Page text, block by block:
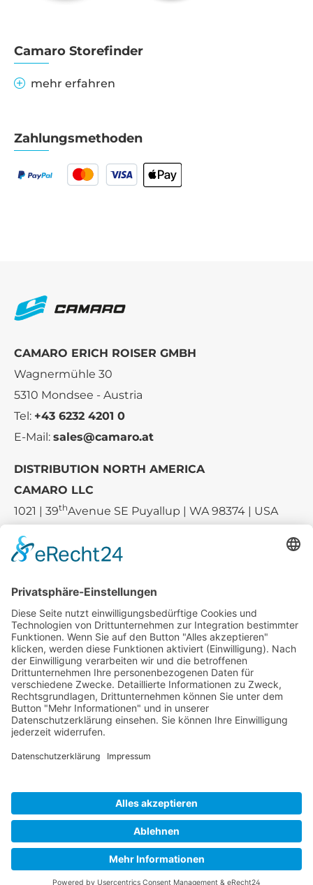
Camaro Storefinder
mehr erfahren
Zahlungsmethoden
CAMARO ERICH ROISER GMBH
Wagnermühle 30
5310 Mondsee - Austria
Tel: +43 6232 4201 0
E-Mail: sales@camaro.at
DISTRIBUTION NORTH AMERICA
CAMARO LLC
1021 | 39thAvenue SE Puyallup | WA 98374 | USA
Tel.:+1 253-867-57 35
Unternehmen
Service
Media
© 2026 - Camaro Erich Roiser GmbH
AGB Impressum
und ggf. Nachnahmegebühren, wenn nicht anders angegeben.